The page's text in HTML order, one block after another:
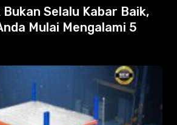
Selalu Kabar Baik,
Mulai Mengalami 5